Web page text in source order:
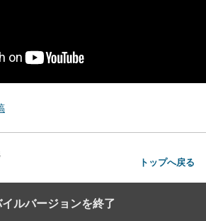
トップへ戻る
ルバージョンを終了